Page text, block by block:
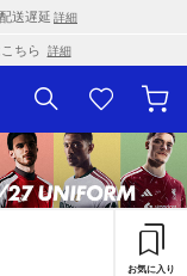
送遅延 詳細
ちら 詳細
お気に入り